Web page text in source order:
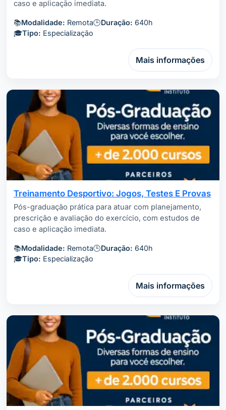
caso e aplicação imediata.
📚Modalidade: Remota🕒Duração: 640h
🎓Tipo: Especialização
Mais informações
Treinamento Desportivo: Jogos, Testes E Provas
Pós-graduação prática para atuar com planejamento,
prescrição e avaliação do exercício, com estudos de
caso e aplicação imediata.
📚Modalidade: Remota🕒Duração: 640h
🎓Tipo: Especialização
Mais informações